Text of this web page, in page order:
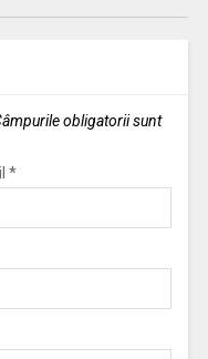
obligatorii sunt
*